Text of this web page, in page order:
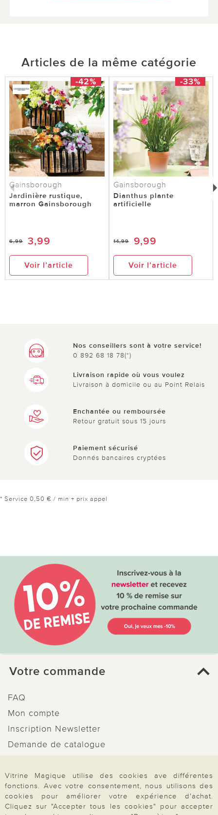
Articles de la même catégorie
-42%
Gainsborough
Jardinière rustique,
marron Gainsborough
6,99 3,99
Voir l’article
-33%
Gainsborough
Dianthus plante
artificielle
14,99 9,99
Voir l’article
Nos conseillers sont à votre service!
0 892 68 18 78(*)
Livraison rapide où vous voulez
Livraison à domicile ou au Point Relais
Enchantée ou remboursée
Retour gratuit sous 15 jours
Paiement sécurisé
Donnés bancaires cryptées
* Service 0,50 € / min + prix appel
Votre commande
FAQ
Mon compte
Inscription Newsletter
Demande de catalogue
Droit de rétractation
Rétractation
Vitrine Magique utilise des cookies ave différentes
fonctions. Avec votre consentement, nous utilisons des
cookies pour améliorer votre expérience d'achat.
Cliquez sur "Accepter tous les cookies" pour accepter